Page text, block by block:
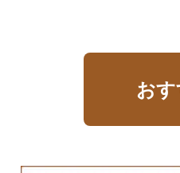
お